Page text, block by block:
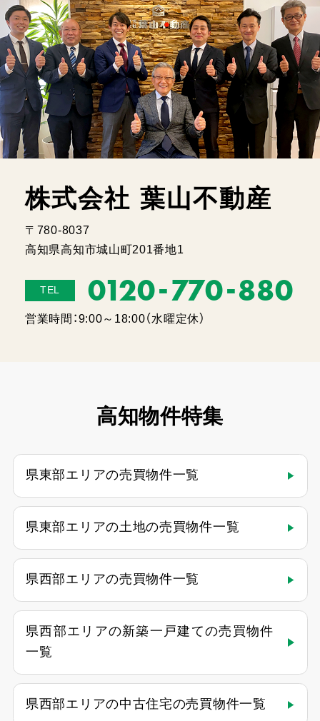
株式会社 葉山不動産
〒780-8037
高知県高知市城山町201番地1
TEL 0120-770-880
営業時間：9:00～18:00（水曜定休）
高知物件特集
県東部エリアの売買物件一覧
県東部エリアの土地の売買物件一覧
県西部エリアの売買物件一覧
県西部エリアの新築一戸建ての売買物件
一覧
県西部エリアの中古住宅の売買物件一覧